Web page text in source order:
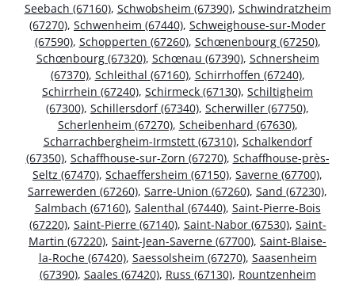
Seebach (67160), Schwobsheim (67390), Schwindratzheim
(67270), Schwenheim (67440), Schweighouse-sur-Moder
(67590), Schopperten (67260), Schœnenbourg (67250),
Schœnbourg (67320), Schœnau (67390), Schnersheim
(67370), Schleithal (67160), Schirrhoffen (67240),
Schirrhein (67240), Schirmeck (67130), Schiltigheim
(67300), Schillersdorf (67340), Scherwiller (67750),
Scherlenheim (67270), Scheibenhard (67630),
Scharrachbergheim-Irmstett (67310), Schalkendorf
(67350), Schaffhouse-sur-Zorn (67270), Schaffhouse-près-
Seltz (67470), Schaeffersheim (67150), Saverne (67700),
Sarrewerden (67260), Sarre-Union (67260), Sand (67230),
Salmbach (67160), Salenthal (67440), Saint-Pierre-Bois
(67220), Saint-Pierre (67140), Saint-Nabor (67530), Saint-
Martin (67220), Saint-Jean-Saverne (67700), Saint-Blaise-
la-Roche (67420), Saessolsheim (67270), Saasenheim
(67390), Saales (67420), Russ (67130), Rountzenheim